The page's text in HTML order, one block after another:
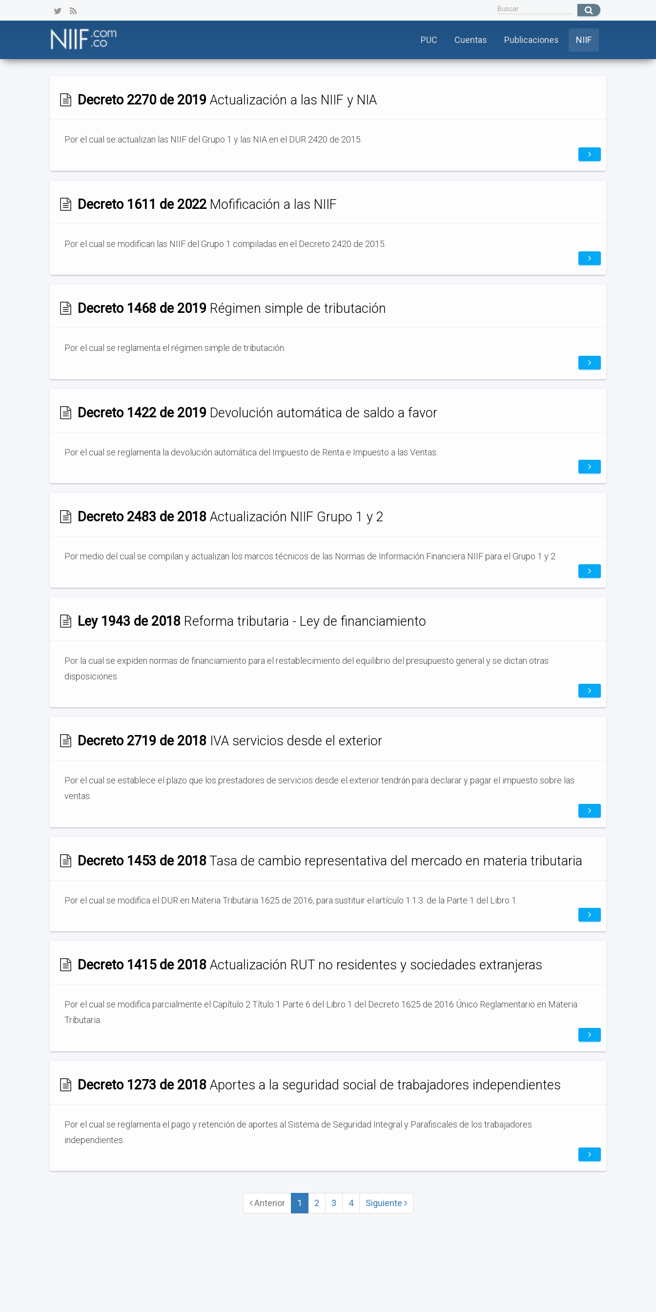
PUC Cuentas Publicaciones NIIF
Decreto 2270 de 2019Actualización a las NIIF y NIA
Por el cual se actualizan las NIIF del Grupo 1 y las NIA en el DUR 2420 de 2015.
Decreto 1611 de 2022Mofificación a las NIIF
Por el cual se modifican las NIIF del Grupo 1 compiladas en el Decreto 2420 de 2015.
Decreto 1468 de 2019Régimen simple de tributación
Por el cual se reglamenta el régimen simple de tributación.
Decreto 1422 de 2019Devolución automática de saldo a favor
Por el cual se reglamenta la devolución automática del Impuesto de Renta e Impuesto a las Ventas.
Decreto 2483 de 2018 Actualización NIIF Grupo 1 y 2
Por medio del cual se compilan y actualizan los marcos técnicos de las Normas de Información Financiera NIIF para el Grupo 1 y 2
Ley 1943 de 2018 Reforma tributaria - Ley de financiamiento
Por la cual se expiden normas de financiamiento para el restablecimiento del equilibrio del presupuesto general y se dictan otras
disposiciones.
Decreto 2719 de 2018 IVA servicios desde el exterior
Por el cual se establece el plazo que los prestadores de servicios desde el exterior tendrán para declarar y pagar el impuesto sobre las
ventas.
Decreto 1453 de 2018 Tasa de cambio representativa del mercado en materia tributaria
Por el cual se modifica el DUR en Materia Tributaria 1625 de 2016, para sustituir el.artículo 1.1.3. de la Parte 1 del Libro 1.
Decreto 1415 de 2018 Actualización RUT no residentes y sociedades extranjeras
Por el cual se modifica parcialmente el Capítulo 2 Título 1 Parte 6 del Libro 1 del Decreto 1625 de 2016 Único Reglamentario en Materia
Tributaria.
Decreto 1273 de 2018 Aportes a la seguridad social de trabajadores independientes
Por el cual se reglamenta el pago y retención de aportes al Sistema de Seguridad Integral y Parafiscales de los trabajadores
independientes.
Anterior 1 2 3 4 Siguiente